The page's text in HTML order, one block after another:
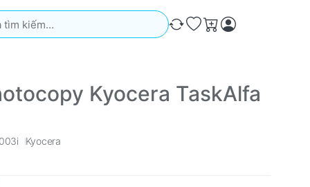
Kết quả sẽ tự động xuất hiện khi bạn nhập. Nhấn phím
So sánh
Ưa thích
Giỏ hàng
Kyocera TaskAlfa
Kyocera